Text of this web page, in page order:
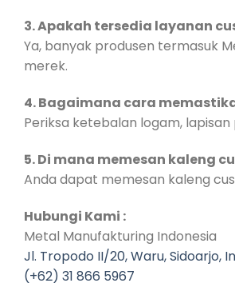
3. Apakah tersedia layanan
Ya, banyak produsen termasuk
merek.
4. Bagaimana cara
Periksa ketebalan logam,
5. Di mana memesan kaleng
Anda dapat memesan kaleng
Hubungi Kami :
Metal Manufakturing Indonesia
Jl. Tropodo II/20, Waru, Sidoarjo,
(+62) 31 866 5967